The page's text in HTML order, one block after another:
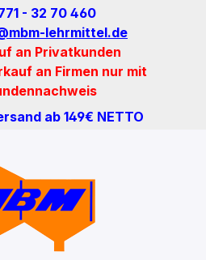
- 32 70 460
lehrmittel.de
an Privatkunden
an Firmen nur mit
ab 149€ NETTO